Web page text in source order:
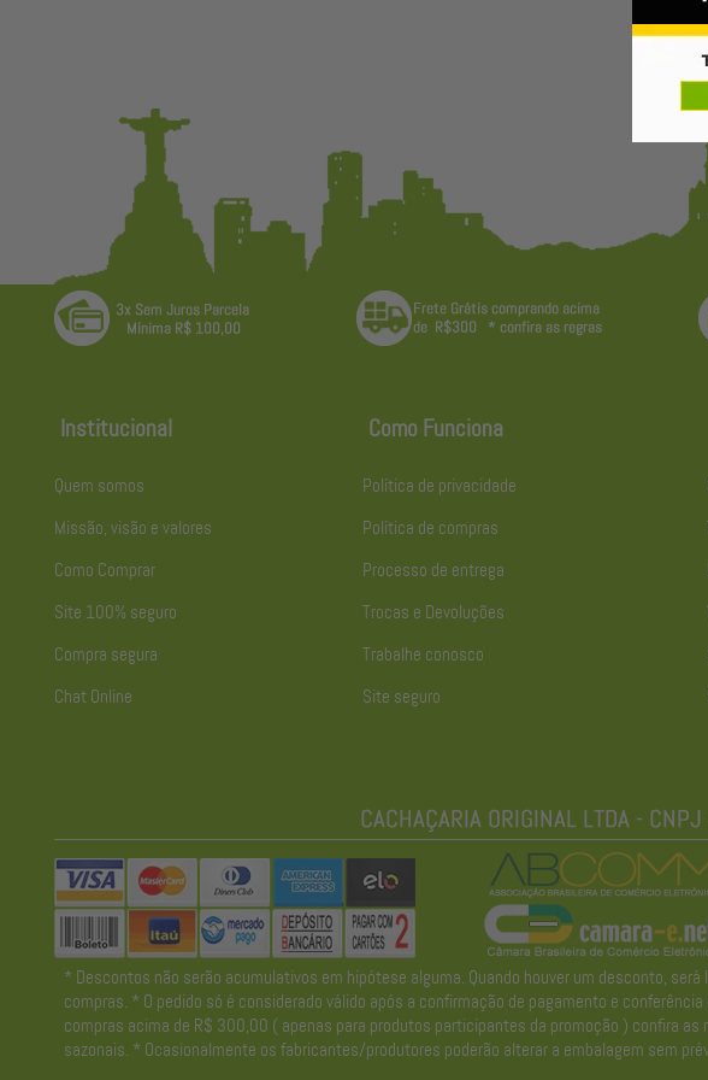
Institucional
Quem somos
Missão, visão e valores
Como Comprar
Site 100% seguro
Compra segura
Chat Online
Como Funciona
Política de privacidade
Política de compras
Processo de entrega
Trocas e Devoluções
Trabalhe conosco
Site seguro
* Descontos não serão acumulativos em hipótese alguma. Quando houver um desconto,
compras. * O pedido só é considerado válido após a confirmação de pagamento e
compras acima de R$ 300,00 ( apenas para produtos participantes da promoção ) confira
sazonais. * Ocasionalmente os fabricantes/produtores poderão alterar a embalagem sem